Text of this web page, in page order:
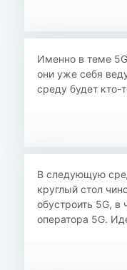
Именно в теме
они уже себя
среду будет кто-
В следующую
круглый стол
обустроить 5G, в
оператора 5G.